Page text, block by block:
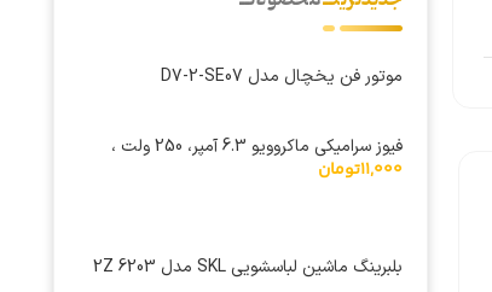
موتور فن یخچال مدل D7-2-SE07
فیوز سرامیکی ماکروویو 6.3 آمپر، 250 ولت ،
سایز 6×30 میلی متر
11,000تومان
بلبرینگ ماشین لباسشویی SKL مدل 6203 2Z